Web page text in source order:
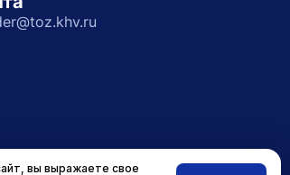
вы выражаете свое